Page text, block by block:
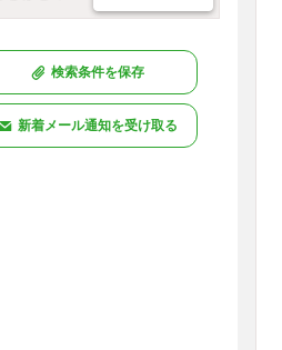
検索条件を保存
新着メール通知を受け取る